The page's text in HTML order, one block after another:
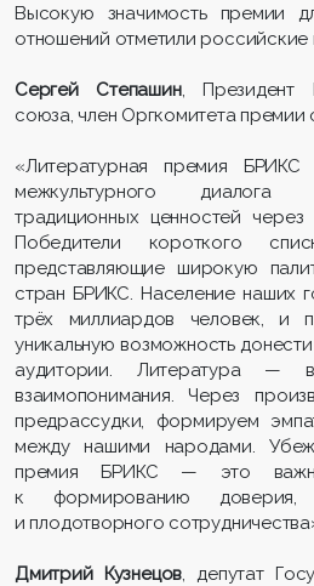
Высокую значимость премии
отношений отметили российские
Сергей Степашин, Президент
союза, член Оргкомитета премии
«Литературная премия БРИКС
межкультурного диалога
традиционных ценностей
Победители короткого
представляющие широкую
стран БРИКС. Население наших
трёх миллиардов человек, и
уникальную возможность
аудитории. Литература —
взаимопонимания. Через
предрассудки, формируем
между нашими народами.
премия БРИКС — это
к формированию доверия,
и плодотворного
Дмитрий Кузнецов, депутат